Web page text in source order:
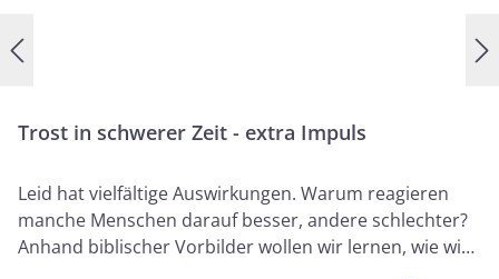
Trost in schwerer Zeit - extra Impuls
Leid hat vielfältige Auswirkungen. Warum reagieren
manche Menschen darauf besser, andere schlechter?
Anhand biblischer Vorbilder wollen wir lernen, wie wir